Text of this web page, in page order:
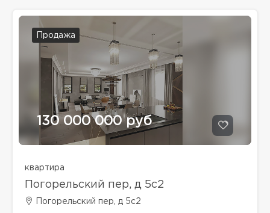
Продажа
130 000 000 руб
квартира
Погорельский пер, д 5с2
Погорельский пер, д 5с2